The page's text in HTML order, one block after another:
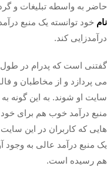
حاضر به واسطه تبلیغات و
نام خود توانسته یک منبع
درآمدزایی کند.
گفتنی است که پدرام در
می‌ پردازد و از مخاطبان و
سایت او شوند. به این گونه به
منبع درآمد خوب هم برای خود
هایی که کاربران در این
یک منبع درآمد عالی به
هم رسیده است.